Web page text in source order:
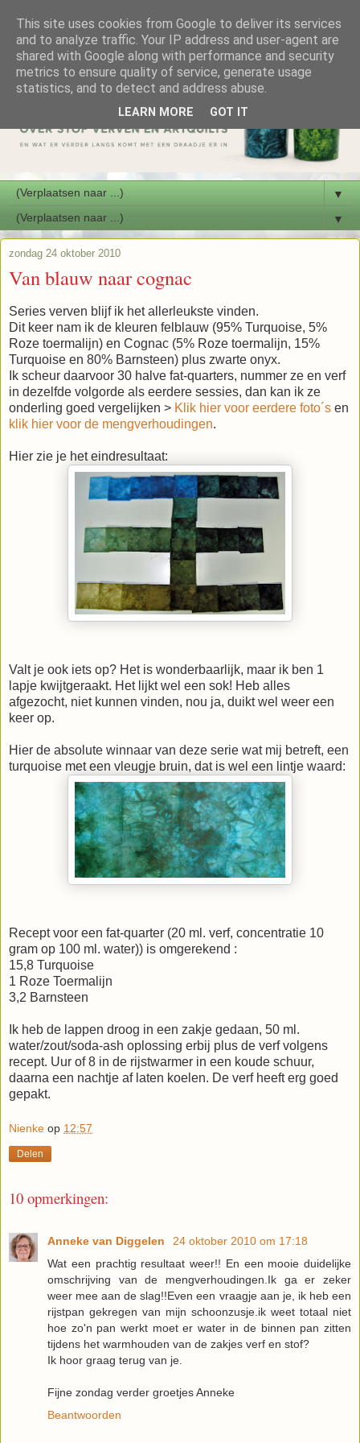
▼
▼
zondag 24 oktober 2010
Van blauw naar cognac
Series verven blijf ik het allerleukste vinden.
Dit keer nam ik de kleuren felblauw (95% Turquoise, 5%
Roze toermalijn) en Cognac (5% Roze toermalijn, 15%
Turquoise en 80% Barnsteen) plus zwarte onyx.
Ik scheur daarvoor 30 halve fat-quarters, nummer ze en verf
in dezelfde volgorde als eerdere sessies, dan kan ik ze
onderling goed vergelijken > Klik hier voor eerdere foto´s en
klik hier voor de mengverhoudingen.
Hier zie je het eindresultaat:
Valt je ook iets op? Het is wonderbaarlijk, maar ik ben 1
lapje kwijtgeraakt. Het lijkt wel een sok! Heb alles
afgezocht, niet kunnen vinden, nou ja, duikt wel weer een
keer op.
Hier de absolute winnaar van deze serie wat mij betreft, een
turquoise met een vleugje bruin, dat is wel een lintje waard:
Recept voor een fat-quarter (20 ml. verf, concentratie 10
gram op 100 ml. water)) is omgerekend :
15,8 Turquoise
1 Roze Toermalijn
3,2 Barnsteen
Ik heb de lappen droog in een zakje gedaan, 50 ml.
water/zout/soda-ash oplossing erbij plus de verf volgens
recept. Uur of 8 in de rijstwarmer in een koude schuur,
daarna een nachtje af laten koelen. De verf heeft erg goed
gepakt.
Nienke op 12:57
Delen
10 opmerkingen:
Anneke van Diggelen
24 oktober 2010 om 17:18
Wat een prachtig resultaat weer!! En een mooie duidelijke
omschrijving van de mengverhoudingen.Ik ga er zeker
weer mee aan de slag!!Even een vraagje aan je, ik heb een
rijstpan gekregen van mijn schoonzusje.ik weet totaal niet
hoe zo'n pan werkt moet er water in de binnen pan zitten
tijdens het warmhouden van de zakjes verf en stof?
Ik hoor graag terug van je.
Fijne zondag verder groetjes Anneke
Beantwoorden
This site uses cookies from Google to deliver its services
and to analyze traffic. Your IP address and user-agent are
shared with Google along with performance and security
metrics to ensure quality of service, generate usage
statistics, and to detect and address abuse.
LEARN MORE GOT IT